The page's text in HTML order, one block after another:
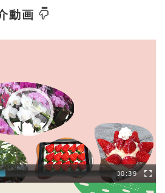
動画
00:39